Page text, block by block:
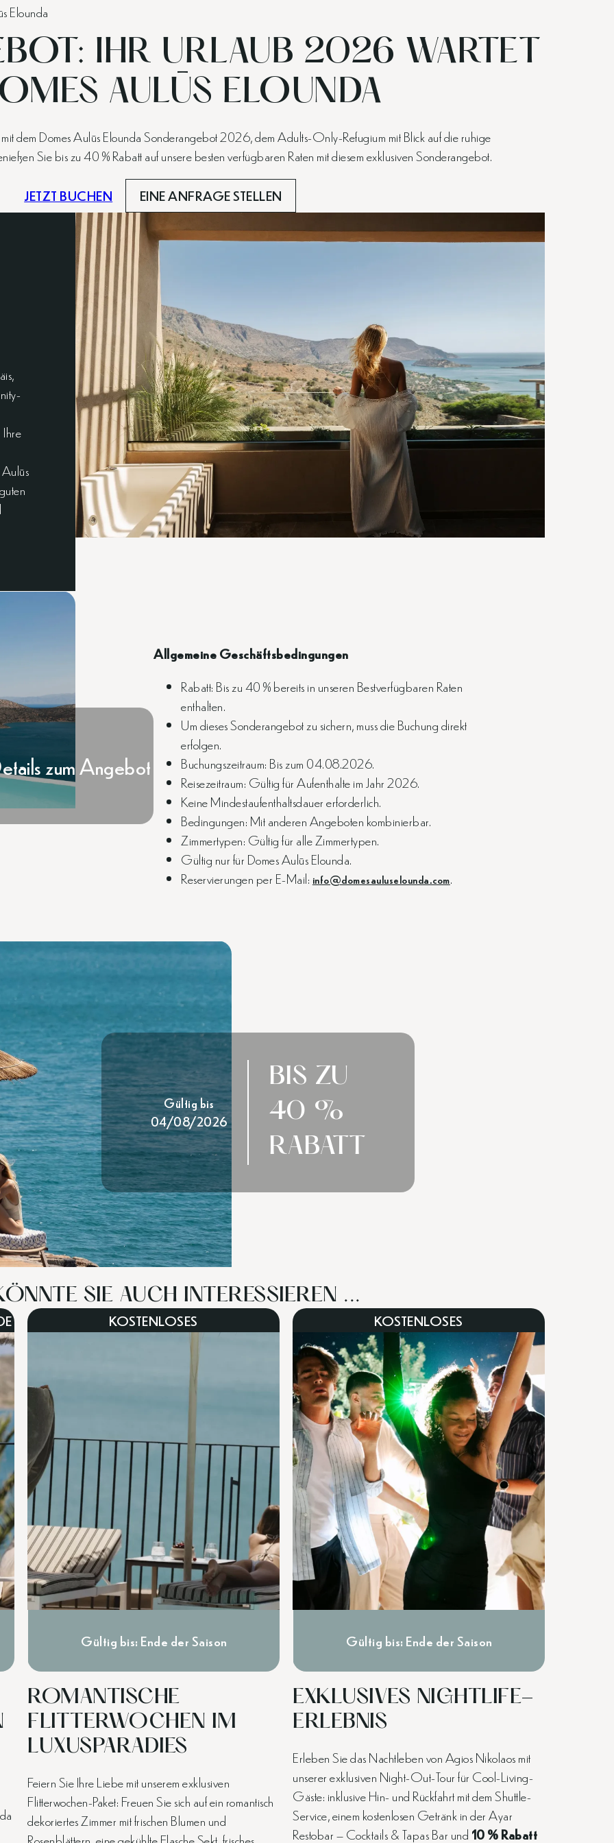
Elounda
IHR URLAUB 2026 WARTET
AULŪS ELOUNDA
dem Domes Aulūs Elounda Sonderangebot 2026, dem Adults-Only-Refugium mit Blick auf die ruhige
Sie bis zu 40 % Rabatt auf unsere besten verfügbaren Raten mit diesem exklusiven Sonderangebot.
JETZT BUCHEN EINE ANFRAGE STELLEN
Ihre
zum Angebot
Allgemeine Geschäftsbedingungen
Rabatt: Bis zu 40 % bereits in unseren Bestverfügbaren Raten
enthalten.
Um dieses Sonderangebot zu sichern, muss die Buchung direkt
erfolgen.
Buchungszeitraum: Bis zum 04.08.2026.
Reisezeitraum: Gültig für Aufenthalte im Jahr 2026.
Keine Mindestaufenthaltsdauer erforderlich.
Bedingungen: Mit anderen Angeboten kombinierbar.
Zimmertypen: Gültig für alle Zimmertypen.
Gültig nur für Domes Aulūs Elounda.
Reservierungen per E-Mail: info@domesauluselounda.com
Gültig bis
04/08/2026
BIS ZU
40 %
RABATT
SIE AUCH INTERESSIEREN ...
ROMANTISCHE
FLITTERWOCHEN IM
LUXUSPARADIES
Feiern Sie Ihre Liebe mit unserem exklusiven
Flitterwochen-Paket: Freuen Sie sich auf ein romantisch
dekoriertes Zimmer mit frischen Blumen und
Rosenblättern, eine gekühlte Flasche Sekt, frisches
KOSTENLOSES
Gültig bis: Ende der Saison
EXKLUSIVES NIGHTLIFE-
ERLEBNIS
Erleben Sie das Nachtleben von Agios Nikolaos mit
unserer exklusiven Night-Out-Tour für Cool-Living-
Gäste: inklusive Hin- und Rückfahrt mit dem Shuttle-
Service, einem kostenlosen Getränk in der Ayar
Restobar – Cocktails & Tapas Bar und 10 % Rabatt
KOSTENLOSES
Gültig bis: Ende der Saison